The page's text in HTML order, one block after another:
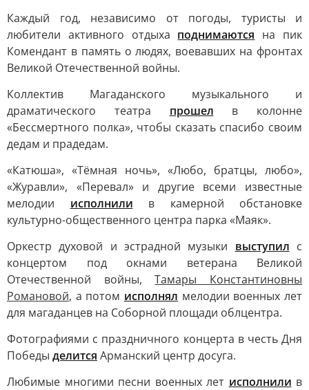
Каждый год, независимо от погоды, туристы и
любители активного отдыха поднимаются на пик
Комендант в память о людях, воевавших на фронтах
Великой Отечественной войны.
Коллектив Магаданского музыкального и
драматического театра прошел в колонне
«Бессмертного полка», чтобы сказать спасибо своим
дедам и прадедам.
«Катюша», «Тёмная ночь», «Любо, братцы, любо»,
«Журавли», «Перевал» и другие всеми известные
мелодии исполнили в камерной обстановке
культурно-общественного центра парка «Маяк».
Оркестр духовой и эстрадной музыки выступил с
концертом под окнами ветерана Великой
Отечественной войны,Тамары Константиновны
Романовой, а потом исполнял мелодии военных лет
для магаданцев на Соборной площади облцентра.
Фотографиями с праздничного концерта в честь Дня
Победы делится Арманский центр досуга.
Любимые многими песни военных лет исполнили в